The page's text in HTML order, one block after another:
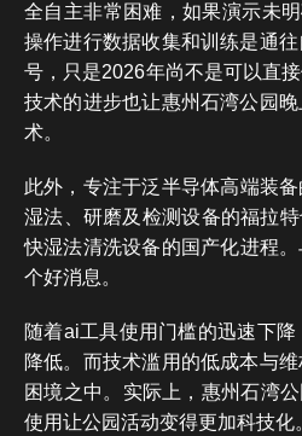
全自主非常困难，如果演示未
操作进行数据收集和训练是通
号，只是2026年尚不是可以直
技术的进步也让惠州石湾公园
术。
此外，专注于泛半导体高端装
湿法、研磨及检测设备的福拉
快湿法清洗设备的国产化进程
个好消息。
随着ai工具使用门槛的迅速下
降低。而技术滥用的低成本与
困境之中。实际上，惠州石湾
使用让公园活动变得更加科技化